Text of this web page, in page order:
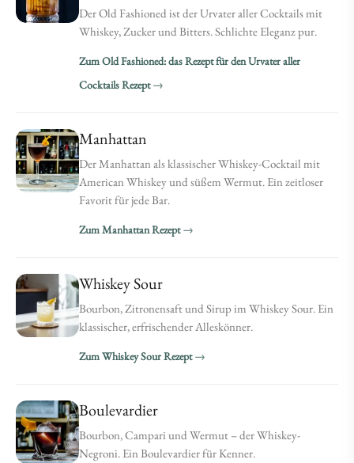
Der Old Fashioned ist der Urvater aller Cocktails mit
Whiskey, Zucker und Bitters. Schlichte Eleganz pur.
Zum Old Fashioned: das Rezept für den Urvater aller
Cocktails Rezept
Manhattan
Der Manhattan als klassischer Whiskey-Cocktail mit
American Whiskey und süßem Wermut. Ein zeitloser
Favorit für jede Bar.
Zum Manhattan Rezept
Whiskey Sour
Bourbon, Zitronensaft und Sirup im Whiskey Sour. Ein
klassischer, erfrischender Alleskönner.
Zum Whiskey Sour Rezept
Boulevardier
Bourbon, Campari und Wermut – der Whiskey-
Negroni. Ein Boulevardier für Kenner.